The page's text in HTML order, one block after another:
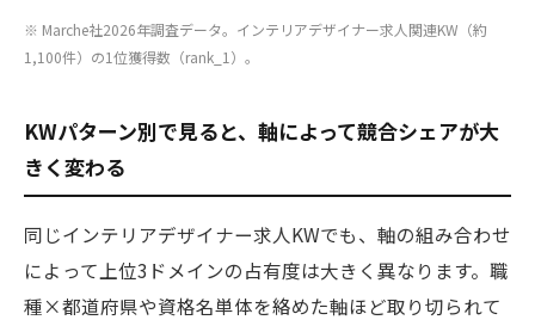
※ Marche社2026年調査データ。インテリアデザイナー求人関連KW（約
1,100件）の1位獲得数（rank_1）。
KWパターン別で見ると、軸によって競合シェアが大
きく変わる
同じインテリアデザイナー求人KWでも、軸の組み合わせ
によって上位3ドメインの占有度は大きく異なります。職
種×都道府県や資格名単体を絡めた軸ほど取り切られて